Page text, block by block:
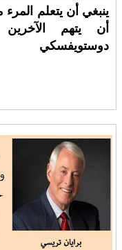
ينبغي أن يتعلم
أن يتهم
دوستويفسكي